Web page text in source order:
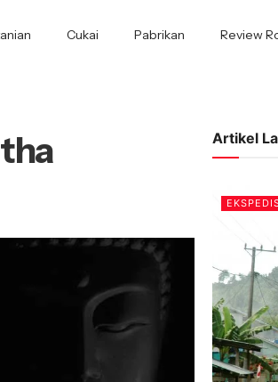
Cukai Pabrikan Review
Artikel